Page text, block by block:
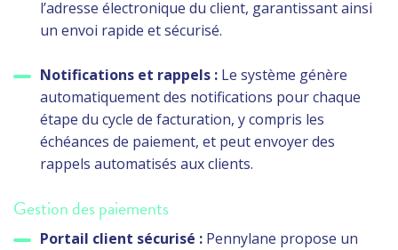
l’adresse électronique du client, garantissant ainsi
un envoi rapide et sécurisé.
Notifications et rappels : Le système génère
automatiquement des notifications pour chaque
étape du cycle de facturation, y compris les
échéances de paiement, et peut envoyer des
rappels automatisés aux clients.
Gestion des paiements
Portail client sécurisé : Pennylane propose un